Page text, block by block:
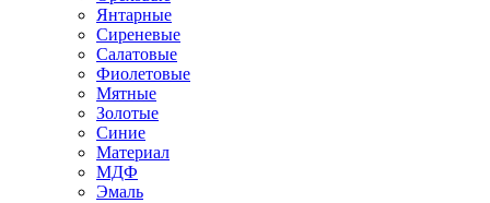
Янтарные
Сиреневые
Салатовые
Фиолетовые
Мятные
Золотые
Синие
Материал
МДФ
Эмаль